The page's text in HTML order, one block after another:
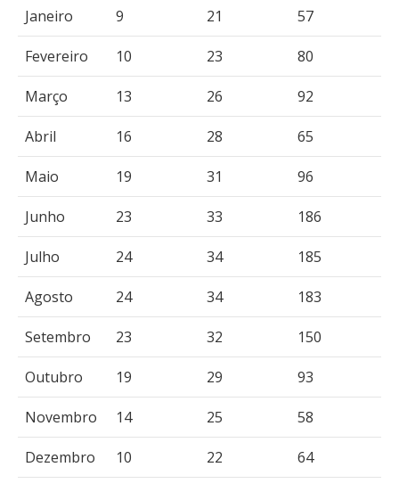
Janeiro 9 21 57
Fevereiro 10 23 80
Março 13 26 92
Abril 16 28 65
Maio 19 31 96
Junho 23 33 186
Julho 24 34 185
Agosto 24 34 183
Setembro 23 32 150
Outubro 19 29 93
Novembro 14 25 58
Dezembro 10 22 64